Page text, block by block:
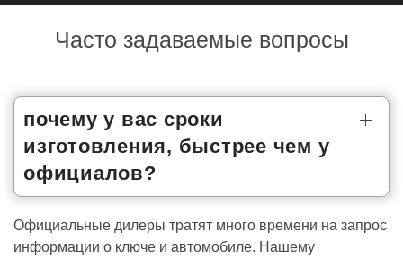
Часто задаваемые вопросы
почему у вас сроки
изготовления, быстрее чем у
официалов?
Официальные дилеры тратят много времени на запрос
информации о ключе и автомобиле. Нашему